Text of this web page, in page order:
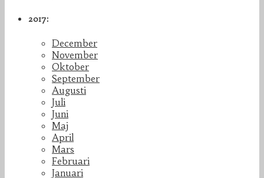
2017:
December
November
Oktober
September
Augusti
Juli
Juni
Maj
April
Mars
Februari
Januari